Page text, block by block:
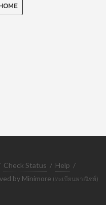
Check Status / Help /
by Minimore (ทะเบียนพาณิชย์)